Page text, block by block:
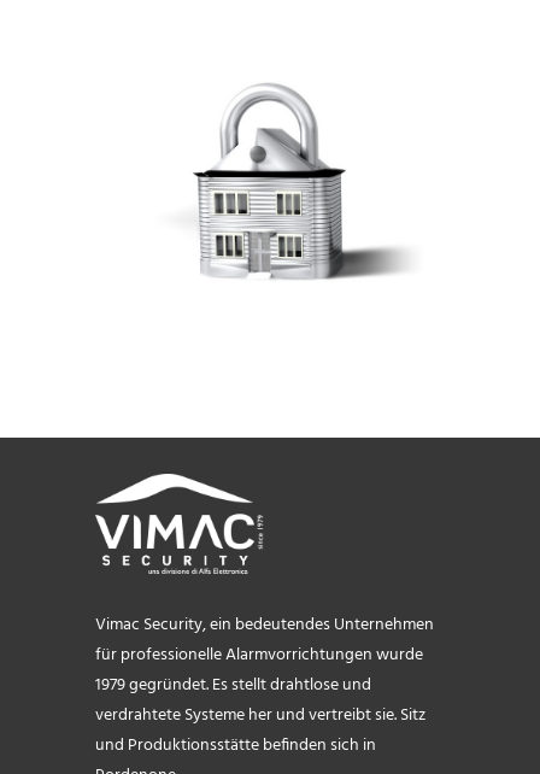
Vimac Security, ein bedeutendes Unternehmen
für professionelle Alarmvorrichtungen wurde
1979 gegründet. Es stellt drahtlose und
verdrahtete Systeme her und vertreibt sie. Sitz
und Produktionsstätte befinden sich in